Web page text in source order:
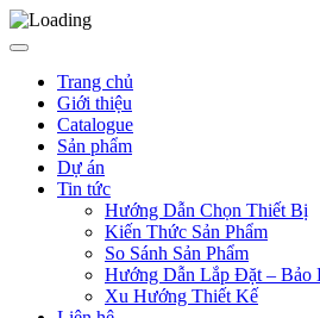
Trang chủ
Giới thiệu
Catalogue
Sản phẩm
Dự án
Tin tức
Hướng Dẫn Chọn Thiết Bị
Kiến Thức Sản Phẩm
So Sánh Sản Phẩm
Hướng Dẫn Lắp Đặt – Bảo
Xu Hướng Thiết Kế